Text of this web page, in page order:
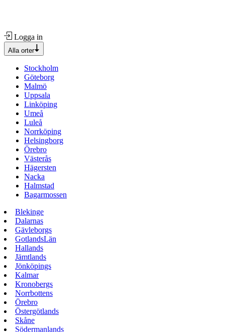
Logga in
Alla orter
Stockholm
Göteborg
Malmö
Uppsala
Linköping
Umeå
Luleå
Norrköping
Helsingborg
Örebro
Västerås
Hägersten
Nacka
Halmstad
Bagarmossen
Blekinge
Dalarnas
Gävleborgs
GotlandsLän
Hallands
Jämtlands
Jönköpings
Kalmar
Kronobergs
Norrbottens
Örebro
Östergötlands
Skåne
Södermanlands